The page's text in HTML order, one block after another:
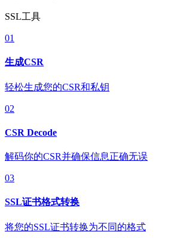
SSL工具
01
生成CSR
轻松生成您的CSR和私钥
02
CSR Decode
解码你的CSR并确保信息正确无误
03
SSL证书格式转换
将您的SSL证书转换为不同的格式